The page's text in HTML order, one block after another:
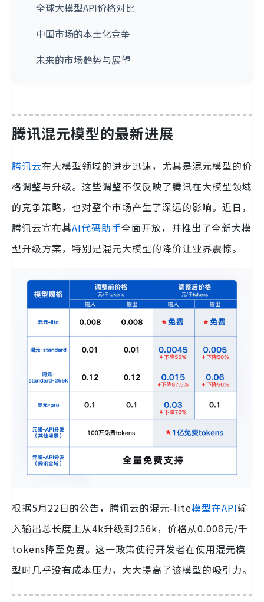
全球大模型API价格对比
中国市场的本土化竞争
未来的市场趋势与展望
腾讯混元模型的最新进展
腾讯云在大模型领域的进步迅速，尤其是混元模型的价
格调整与升级。这些调整不仅反映了腾讯在大模型领域
的竞争策略，也对整个市场产生了深远的影响。近日，
腾讯云宣布其AI代码助手全面开放，并推出了全新大模
型升级方案，特别是混元大模型的降价让业界震惊。
根据5月22日的公告，腾讯云的混元-lite模型在API输
入输出总长度上从4k升级到256k，价格从0.008元/千
tokens降至免费。这一政策使得开发者在使用混元模
型时几乎没有成本压力，大大提高了该模型的吸引力。